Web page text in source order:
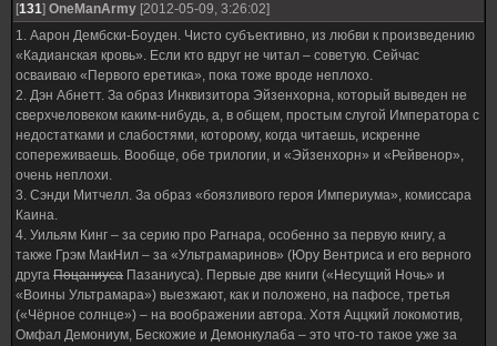
[131] OneManArmy [2012-05-09, 3:26:02]
1. Аарон Дембски-Боуден. Чисто субъективно, из любви к произведению
«Кадианская кровь». Если кто вдруг не читал – советую. Сейчас
осваиваю «Первого еретика», пока тоже вроде неплохо.
2. Дэн Абнетт. За образ Инквизитора Эйзенхорна, который выведен не
сверхчеловеком каким-нибудь, а, в общем, простым слугой Императора с
недостатками и слабостями, которому, когда читаешь, искренне
сопереживаешь. Вообще, обе трилогии, и «Эйзенхорн» и «Рейвенор»,
очень неплохи.
3. Сэнди Митчелл. За образ «боязливого героя Империума», комиссара
Каина.
4. Уильям Кинг – за серию про Рагнара, особенно за первую книгу, а
также Грэм МакНил – за «Ультрамаринов» (Юру Вентриса и его верного
друга Поцаниуса Пазаниуса). Первые две книги («Несущий Ночь» и
«Воины Ультрамара») выезжают, как и положено, на пафосе, третья
(«Чёрное солнце») – на воображении автора. Хотя Аццкий локомотив,
Омфал Демониум, Бескожие и Демонкулаба – это что-то такое уже за